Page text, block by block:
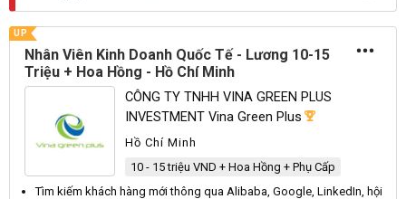
UP
Nhân Viên Kinh Doanh Quốc Tế - Lương 10-15
Triệu + Hoa Hồng - Hồ Chí Minh
CÔNG TY TNHH VINA GREEN PLUS
INVESTMENT Vina Green Plus
Hồ Chí Minh
10 - 15 triệu VND + Hoa Hồng + Phụ Cấp
Tìm kiếm khách hàng mới thông qua Alibaba, Google, LinkedIn, hội